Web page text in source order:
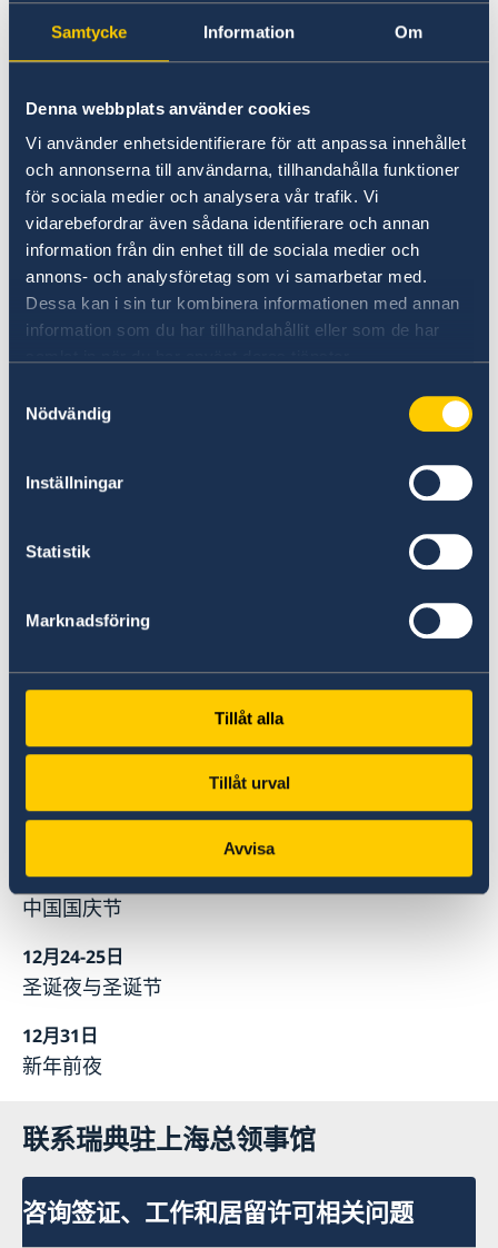
Samtycke Information Om
Denna webbplats använder cookies
Vi använder enhetsidentifierare för att anpassa innehållet
och annonserna till användarna, tillhandahålla funktioner
för sociala medier och analysera vår trafik. Vi
vidarebefordrar även sådana identifierare och annan
information från din enhet till de sociala medier och
annons- och analysföretag som vi samarbetar med.
Dessa kan i sin tur kombinera informationen med annan
information som du har tillhandahållit eller som de har
Nödvändig
Inställningar
Statistik
Marknadsföring
Tillåt alla
Tillåt urval
Avvisa
护照以及其他领事业务的受理时间为周三与周四
9:30 - 11:30，需线上预约。
瑞典公民如遇死亡、重病或拘留等紧急领事事宜，
可在工作日8:30 - 17:00致电总领事馆，电话号码为
+86 5359 9636。17:00后，请联系外交部领事紧急
服务部门，电话号码为+46 8 405 5005。
公共假日
总领馆在以下节假日闭馆放假：
2026
*
1月1日
2月16-18日
4月3日
复活节星期一
劳动节
仲夏夜
10月1-2日
中国国庆节
12月24-25日
圣诞夜与圣诞节
12月31日
新年前夜
联系瑞典驻上海总领事馆
咨询签证、工作和居留许可相关问题